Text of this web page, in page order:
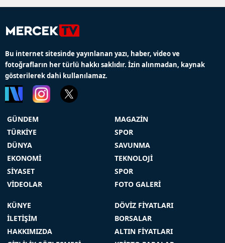
Bu internet sitesinde yayınlanan yazı, haber, video ve
fotoğrafların her türlü hakkı saklıdır. İzin alınmadan, kaynak
gösterilerek dahi kullanılamaz.
GÜNDEM
TÜRKİYE
DÜNYA
EKONOMİ
SİYASET
VİDEOLAR
MAGAZİN
SPOR
SAVUNMA
TEKNOLOJİ
SPOR
FOTO GALERİ
KÜNYE
İLETİŞİM
HAKKIMIZDA
DÖVİZ FİYATLARI
BORSALAR
ALTIN FİYATLARI